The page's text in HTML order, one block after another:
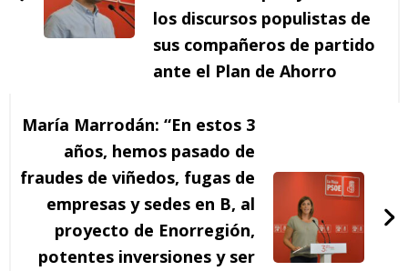
los discursos populistas de
sus compañeros de partido
ante el Plan de Ahorro
María Marrodán: “En estos 3
años, hemos pasado de
fraudes de viñedos, fugas de
empresas y sedes en B, al
proyecto de Enorregión,
potentes inversiones y ser